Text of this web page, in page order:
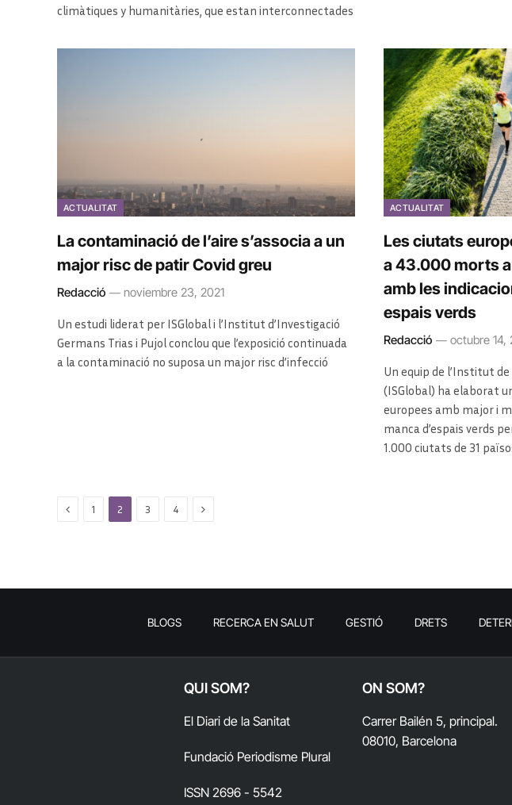
climàtiques y humanitàries, que estan interconnectades
ACTUALITAT
La contaminació de l’aire s’associa a un
major risc de patir Covid greu
Redacció noviembre 23, 2021
Un estudi liderat per ISGlobal i l’Institut d’Investigació
Germans Trias i Pujol conclou que l’exposició continuada
a la contaminació no suposa un major risc d’infecció
ACTUALITAT
Les ciutats
a 43.000 morts
amb les
espais verds
Redacció octubre 14,
Un equip de l’Institut
(ISGlobal) ha elaborat
europees amb major i
manca d’espais verds
1.000 ciutats de 31
Previous
1 2 3 4 Next
BLOGS RECERCA EN SALUT GESTIÓ DRETS
QUI SOM?
El Diari de la Sanitat
Fundació Periodisme Plural
ISSN 2696 - 5542
ON SOM?
Carrer Bailén 5, principal.
08010, Barcelona